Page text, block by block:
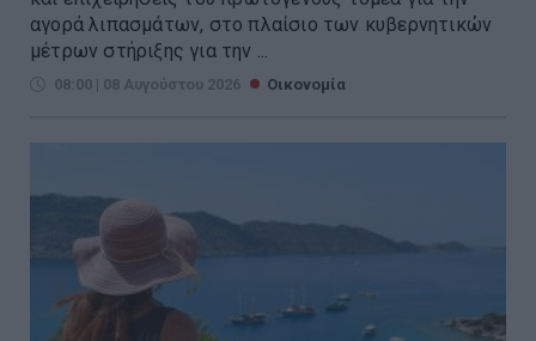
αγορά λιπασμάτων, στο πλαίσιο των κυβερνητικών
μέτρων στήριξης για την ...
08:00 | 08 Αυγούστου 2026 Οικονομία